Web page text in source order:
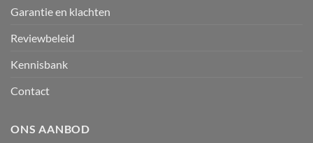
Garantie en klachten
Reviewbeleid
Kennisbank
Contact
ONS AANBOD